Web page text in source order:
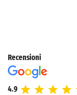
Recensioni
4.9